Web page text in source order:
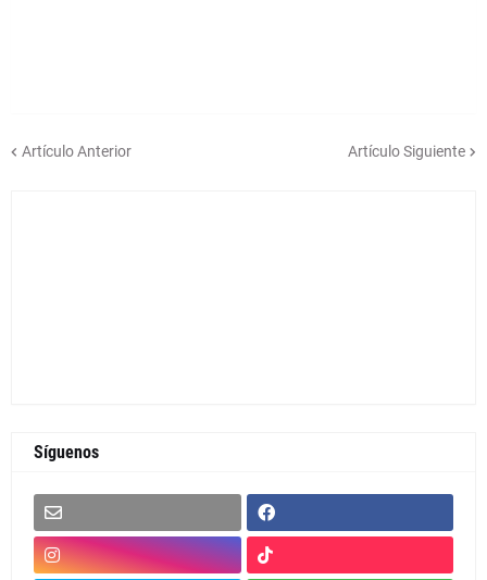
Artículo Anterior Artículo Siguiente
Síguenos